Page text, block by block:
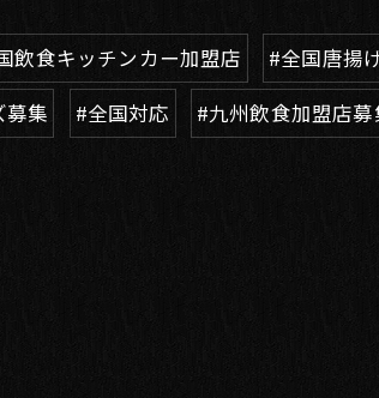
飲食キッチンカー加盟店 #全国唐揚
募集
#全国対応 #九州飲食加盟店募